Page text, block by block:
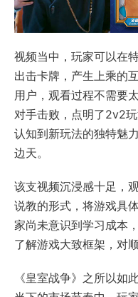
视频当中，玩家可以在
出击卡牌，产生上乘的
用户，观看过程不需要
对手击败，点明了2v2
认知到新玩法的独特魅
边天。
该支视频沉浸感十足，
说教的形式，将游戏具
家尚未意识到学习成本
了解游戏大致框架，对
《皇室战争》之所以如